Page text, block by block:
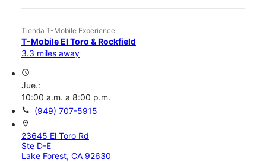
Tienda T-Mobile Experience
T-Mobile El Toro & Rockfield
3.3 miles away
access_time
Jue.:
10:00 a.m. a 8:00 p.m.
call (949) 707-5915
location_on
23645 El Toro Rd
Ste D-E
Lake Forest, CA 92630